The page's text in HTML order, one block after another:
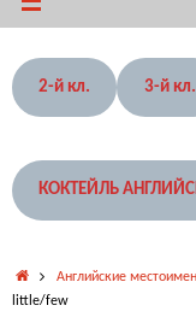
2-й кл. 3-й кл.
КОКТЕЙЛЬ
ГлавнаяАнглийские
little/few